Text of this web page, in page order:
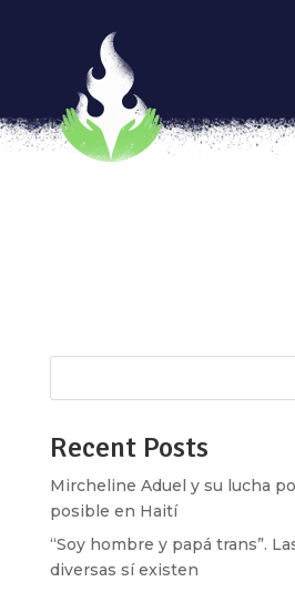
LA SEGURIDAD NACIONAL,
porDaphne Beltrán e Ixhel
|Vivas nos queremos
La creación de la Guardia
Recent Posts
Mircheline Aduel y su lucha
posible en Haití
“Soy hombre y papá trans”.
diversas sí existen